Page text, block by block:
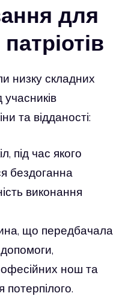
для
низку складних
та відданості:
під час якого
бездоганна
виконання
що передбачала
нош та